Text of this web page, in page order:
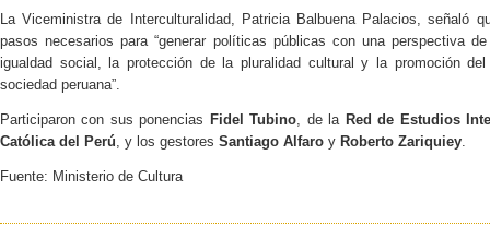
La Viceministra de Interculturalidad, Patricia Balbuena Palacios, señaló
pasos necesarios para “generar políticas públicas con una perspectiva
igualdad social, la protección de la pluralidad cultural y la promoción
sociedad peruana”.
Participaron con sus ponencias Fidel Tubino, de la Red de Estudios
Católica del Perú, y los gestores Santiago Alfaro y Roberto Zariquiey.
Fuente: Ministerio de Cultura